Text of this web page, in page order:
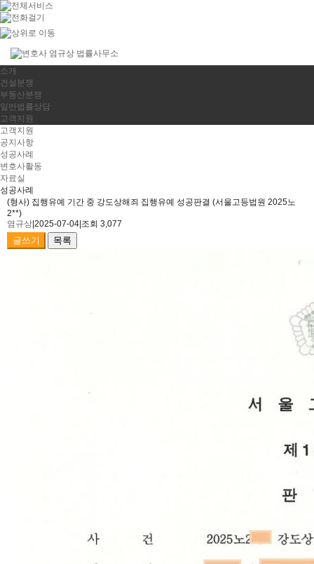
소개
건설분쟁
부동산분쟁
일반법률상담
고객지원
고객지원
공지사항
성공사례
변호사활동
자료실
성공사례
(형사) 집행유예 기간 중 강도상해죄 집행유예 성공판결 (서울고등법원 2025노
2**)
염규상 2025-07-04 조회 3,077
글쓰기 목록